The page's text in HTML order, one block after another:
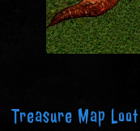
Treasure Map Loot